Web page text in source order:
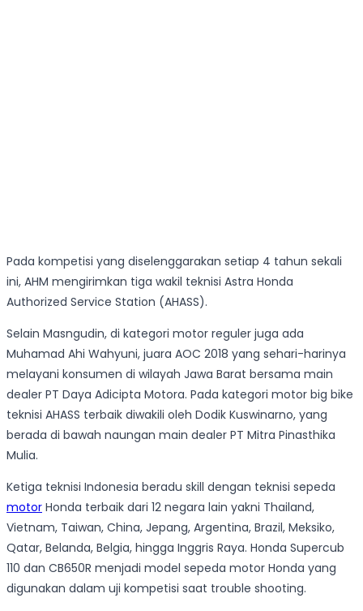
Pada kompetisi yang diselenggarakan setiap 4 tahun sekali
ini, AHM mengirimkan tiga wakil teknisi Astra Honda
Authorized Service Station (AHASS).
Selain Masngudin, di kategori motor reguler juga ada
Muhamad Ahi Wahyuni, juara AOC 2018 yang sehari-harinya
melayani konsumen di wilayah Jawa Barat bersama main
dealer PT Daya Adicipta Motora. Pada kategori motor big bike
teknisi AHASS terbaik diwakili oleh Dodik Kuswinarno, yang
berada di bawah naungan main dealer PT Mitra Pinasthika
Mulia.
Ketiga teknisi Indonesia beradu skill dengan teknisi sepeda
motor Honda terbaik dari 12 negara lain yakni Thailand,
Vietnam, Taiwan, China, Jepang, Argentina, Brazil, Meksiko,
Qatar, Belanda, Belgia, hingga Inggris Raya. Honda Supercub
110 dan CB650R menjadi model sepeda motor Honda yang
digunakan dalam uji kompetisi saat trouble shooting.